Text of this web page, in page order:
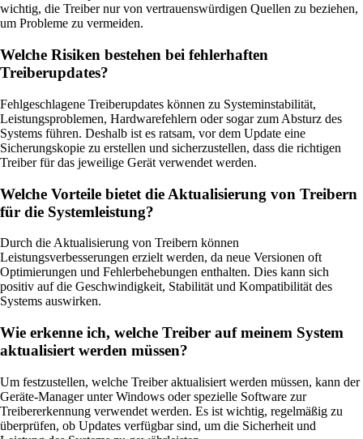
wichtig, die Treiber nur von vertrauenswürdigen Quellen zu beziehen,
um Probleme zu vermeiden.
Welche Risiken bestehen bei fehlerhaften
Treiberupdates?
Fehlgeschlagene Treiberupdates können zu Systeminstabilität,
Leistungsproblemen, Hardwarefehlern oder sogar zum Absturz des
Systems führen. Deshalb ist es ratsam, vor dem Update eine
Sicherungskopie zu erstellen und sicherzustellen, dass die richtigen
Treiber für das jeweilige Gerät verwendet werden.
Welche Vorteile bietet die Aktualisierung von Treibern
für die Systemleistung?
Durch die Aktualisierung von Treibern können
Leistungsverbesserungen erzielt werden, da neue Versionen oft
Optimierungen und Fehlerbehebungen enthalten. Dies kann sich
positiv auf die Geschwindigkeit, Stabilität und Kompatibilität des
Systems auswirken.
Wie erkenne ich, welche Treiber auf meinem System
aktualisiert werden müssen?
Um festzustellen, welche Treiber aktualisiert werden müssen, kann der
Geräte-Manager unter Windows oder spezielle Software zur
Treibererkennung verwendet werden. Es ist wichtig, regelmäßig zu
überprüfen, ob Updates verfügbar sind, um die Sicherheit und